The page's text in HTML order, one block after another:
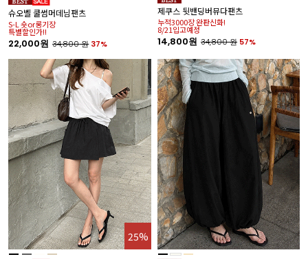
슈오벨 쿨썸머데님팬츠
S-L 숏or롱기장
특별할인가!!
22,000원 34,800원 37%
제쿠스 뒷밴딩버뮤다팬츠
누적3000장 완판신화!
8/21입고예정
14,800원 34,800원 57%
25%